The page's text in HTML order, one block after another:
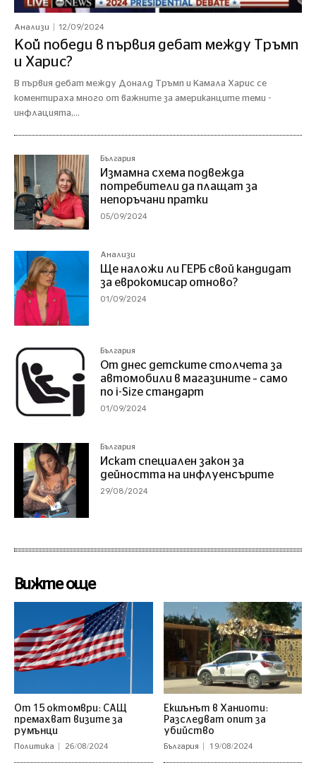
Анализи 12/09/2024
Кой победи в първия дебат между Тръмп
и Харис?
В първия дебат между Доналд Тръмп и Камала Харис се
коментираха много от важните за американците теми -
инфлацията,...
България
Измамна схема подвежда
потребители да плащат за
непоръчани пратки
05/09/2024
Анализи
Ще наложи ли ГЕРБ свой кандидат
за еврокомисар отново?
01/09/2024
България
От днес детските столчета за
автомобили в магазините – само
по i-Size стандарт
01/09/2024
България
Искат специален закон за
дейността на инфлуенсърите
29/08/2024
Вижте още
От 15 октомври: САЩ
премахват визите за
румънци
Политика 26/08/2024
Екшънът в Ханиоти:
Разследват опит за
убийство
България 19/08/2024